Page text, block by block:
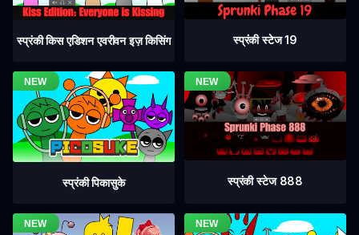
स्प्रंकी किस एडिशन एवरीवन इज़ किसिंग स्प्रंकी स्टेज 19
स्प्रंकी पिकासुके स्प्रंकी स्टेज 888